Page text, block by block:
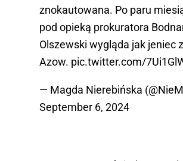
znokautowana. Po paru
pod opieką prokuratora
Olszewski wygląda jak jeniec
Azow. pic.twitter.com/
— Magda Nierebińska
September 6, 2024